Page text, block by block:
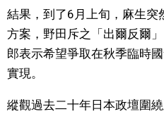
家庭
醫療健康
語言
結果，到了6月上旬，麻生突
方案，野田斥之「出爾反爾
郎表示希望爭取在秋季臨時
實現。
縱觀過去二十年日本政壇圍